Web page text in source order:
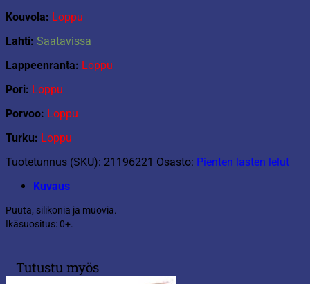
Kouvola: Loppu
Lahti: Saatavissa
Lappeenranta: Loppu
Pori: Loppu
Porvoo: Loppu
Turku: Loppu
Tuotetunnus (SKU): 21196221 Osasto: Pienten lasten lelut
Kuvaus
Puuta, silikonia ja muovia.
Ikäsuositus: 0+.
Tutustu myös